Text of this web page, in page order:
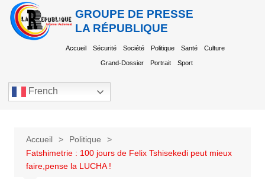
GROUPE DE PRESSE
LA RÉPUBLIQUE
Accueil Sécurité Société Politique Santé Culture
Grand-Dossier Portrait Sport
French
Accueil
Politique
Fatshimetrie : 100 jours de Felix Tshisekedi peut mieux
faire,pense la LUCHA !